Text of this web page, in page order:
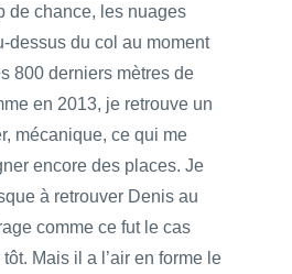
de chance, les nuages
dessus du col au moment
800 derniers mètres de
en 2013, je retrouve un
mécanique, ce qui me
encore des places. Je
à retrouver Denis au
comme ce fut le cas
Mais il a l’air en forme le